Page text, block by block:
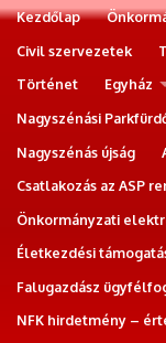
Kezdőlap
Civil szervezetek
Történet
Egyház
Nagyszénási
Nagyszénás újság
Csatlakozás az ASP
Önkormányzati
Életkezdési
Falugazdász
NFK hirdetmény –